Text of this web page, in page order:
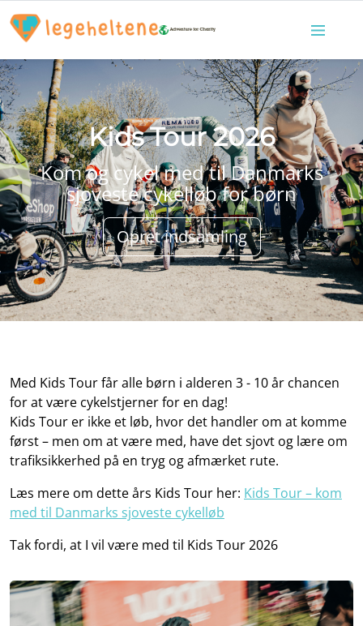
Kids Tour 2026
Kom og cykel med til Danmarks
sjoveste cykelløb for børn
Opret indsamling
Med Kids Tour får alle børn i alderen 3 - 10 år chancen
for at være cykelstjerner for en dag!
Kids Tour er ikke et løb, hvor det handler om at komme
først – men om at være med, have det sjovt og lære om
trafiksikkerhed på en tryg og afmærket rute.
Læs mere om dette års Kids Tour her: Kids Tour – kom
med til Danmarks sjoveste cykelløb
Tak fordi, at I vil være med til Kids Tour 2026